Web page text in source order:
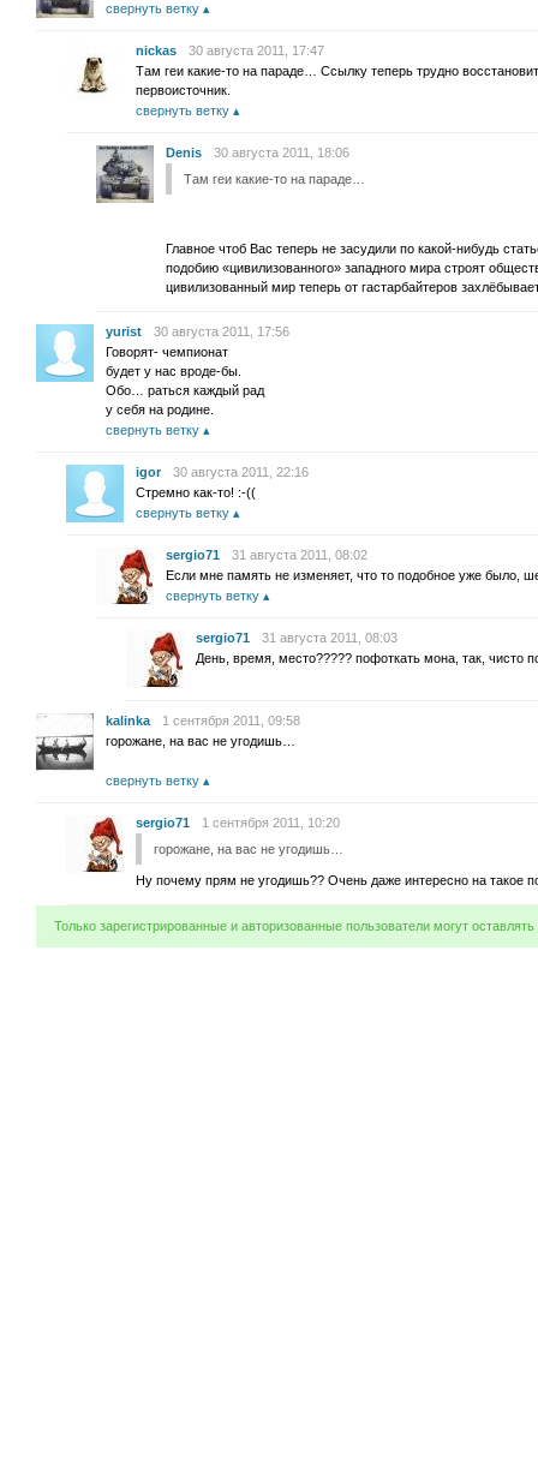
свернуть ветку
nickas
30 августа 2011, 17:47
Там геи какие-то на параде… Ссылку теперь трудно
первоисточник.
свернуть ветку
Denis
30 августа 2011, 18:06
Там геи какие-то на параде…
Главное чтоб Вас теперь не засудили по какой-нибудь
подобию «цивилизованного» западного мира строят
цивилизованный мир теперь от гастарбайтеров
yurist
30 августа 2011, 17:56
Говорят- чемпионат
будет у нас вроде-бы.
Обо… раться каждый рад
у себя на родине.
свернуть ветку
igor
30 августа 2011, 22:16
Стремно как-то! :-((
свернуть ветку
sergio71
31 августа 2011, 08:02
Если мне память не изменяет, что то подобное уже было,
свернуть ветку
sergio71
31 августа 2011, 08:03
День, время, место????? пофоткать мона, так, чисто
kalinka
1 сентября 2011, 09:58
горожане, на вас не угодишь…
свернуть ветку
sergio71
1 сентября 2011, 10:20
горожане, на вас не угодишь…
Ну почему прям не угодишь?? Очень даже интересно на такое
Только зарегистрированные и авторизованные пользователи могут